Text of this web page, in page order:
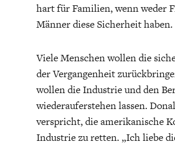
hart für Familien, wenn weder
Männer diese Sicherheit haben.
Viele Menschen wollen die
der Vergangenheit
wollen die Industrie und den
wiederauferstehen lassen.
verspricht, die amerikanische
Industrie zu retten. „Ich liebe